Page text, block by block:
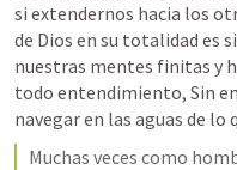
si extendernos hacia los
de Dios en su totalidad es
nuestras mentes finitas y
todo entendimiento, Sin
navegar en las aguas de lo
Muchas veces como